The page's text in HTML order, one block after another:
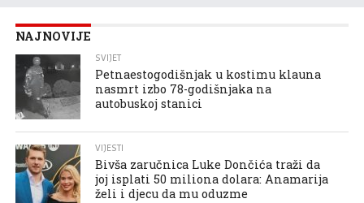
NAJNOVIJE
SVIJET
Petnaestogodišnjak u kostimu klauna
nasmrt izbo 78-godišnjaka na
autobuskoj stanici
VIJESTI
Bivša zaručnica Luke Dončića traži da
joj isplati 50 miliona dolara: Anamarija
želi i djecu da mu oduzme